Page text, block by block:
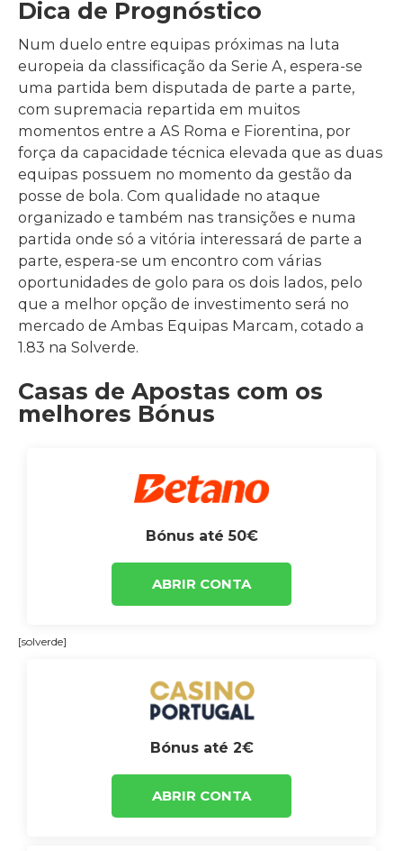
Dica de Prognóstico
Num duelo entre equipas próximas na luta
europeia da classificação da Serie A, espera-se
uma partida bem disputada de parte a parte,
com supremacia repartida em muitos
momentos entre a AS Roma e Fiorentina, por
força da capacidade técnica elevada que as duas
equipas possuem no momento da gestão da
posse de bola. Com qualidade no ataque
organizado e também nas transições e numa
partida onde só a vitória interessará de parte a
parte, espera-se um encontro com várias
oportunidades de golo para os dois lados, pelo
que a melhor opção de investimento será no
mercado de Ambas Equipas Marcam, cotado a
1.83 na Solverde.
Casas de Apostas com os
melhores Bónus
Bónus até 50€
ABRIR CONTA
[solverde]
Bónus até 2€
ABRIR CONTA